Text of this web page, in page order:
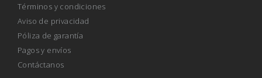
Términos y condiciones
Aviso de privacidad
Póliza de garantía
Pagos y envíos
Contáctanos